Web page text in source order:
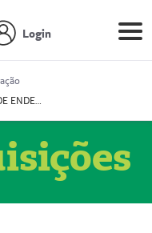
Login
MUDANÇA DE ENDEREÇO - DIAGITAB SERVIÇOS MÉDICOS LTDA (54003267-5)